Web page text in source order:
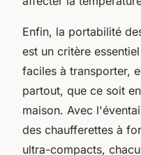
Enfin, la portabilité
est un critère
faciles à transporter,
partout, que ce soit
maison. Avec
des chaufferettes à
ultra-compacts,